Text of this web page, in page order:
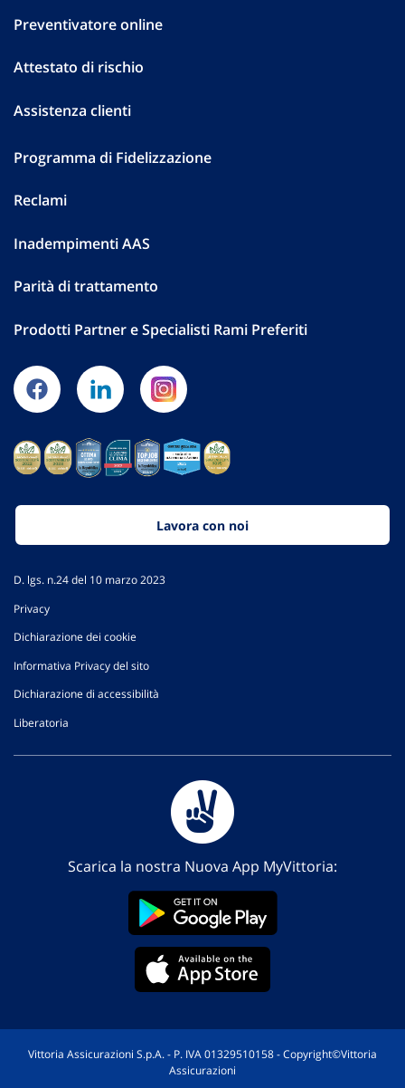
Preventivatore online
Attestato di rischio
Assistenza clienti
Programma di Fidelizzazione
Reclami
Inadempimenti AAS
Parità di trattamento
Prodotti Partner e Specialisti Rami Preferiti
Lavora con noi
D. lgs. n.24 del 10 marzo 2023
Privacy
Dichiarazione dei cookie
Informativa Privacy del sito
Dichiarazione di accessibilità
Liberatoria
Scarica la nostra Nuova App MyVittoria:
Vittoria Assicurazioni S.p.A. - P. IVA 01329510158 - Copyright©Vittoria
Assicurazioni